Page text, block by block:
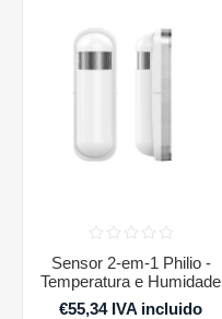
Sensor 2-em-1 Philio -
Temperatura e Humidade
€55,34 IVA incluido